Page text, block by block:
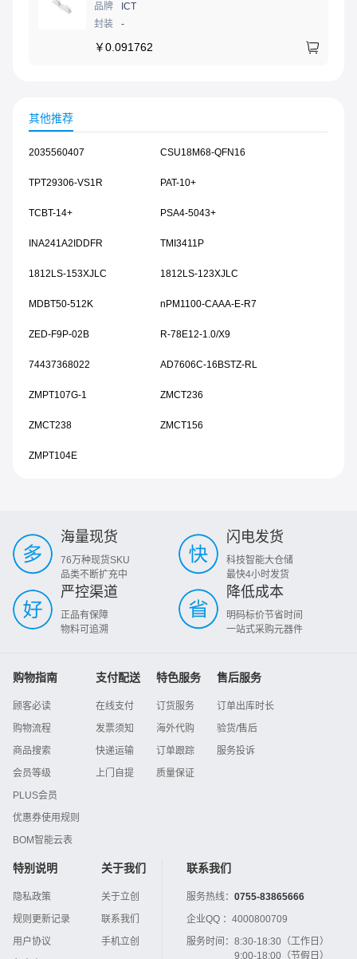
品牌
ICT
封装
-
￥0.091762
其他推荐
2035560407 CSU18M68-QFN16
TPT29306-VS1R PAT-10+
TCBT-14+ PSA4-5043+
INA241A2IDDFR TMI3411P
1812LS-153XJLC 1812LS-123XJLC
MDBT50-512K nPM1100-CAAA-E-R7
ZED-F9P-02B R-78E12-1.0/X9
74437368022 AD7606C-16BSTZ-RL
ZMPT107G-1 ZMCT236
ZMCT238 ZMCT156
ZMPT104E
海量现货
76万种现货SKU
品类不断扩充中
闪电发货
科技智能大仓储
最快4小时发货
严控渠道
正品有保障
物料可追溯
降低成本
明码标价节省时间
一站式采购元器件
购物指南
顾客必读
购物流程
商品搜索
会员等级
PLUS会员
优惠券使用规则
BOM智能云表
支付配送
在线支付
发票须知
快递运输
上门自提
特色服务
订货服务
海外代购
订单跟踪
质量保证
售后服务
订单出库时长
验货/售后
服务投诉
特别说明
隐私政策
规则更新记录
用户协议
关于我们
关于立创
联系我们
手机立创
联系我们
服务热线： 0755-83865666
企业QQ ： 4000800709
服务时间： 8:30-18:30（工作日）
9:00-18:00（节假日）